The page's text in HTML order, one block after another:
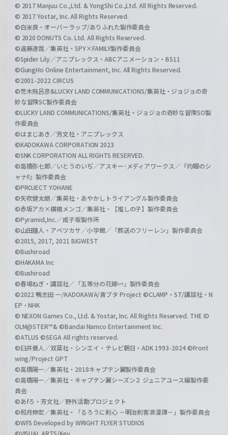
© 2017 Manjuu Co.,Ltd. & YongShi Co.,Ltd. All Rights Reserved.
© 2017 Yostar, Inc. All Rights Reserved.
©白米良・オーバーラップ/ありふれた製作委員会
© 2020 DONUTS Co. Ltd. All Rights Reserved.
©遠藤達哉／集英社・SPY×FAMILY製作委員会
©Spider Lily／アニプレックス・ABCアニメーション・BS11
©GungHo Online Entertainment, Inc. All Rights Reserved.
©2001-2022 CIRCUS
©荒木飛呂彦&LUCKY LAND COMMUNICATIONS/集英社・ジョジョの奇
妙な冒険SC製作委員会
©LUCKY LAND COMMUNICATIONS/集英社・ジョジョの奇妙な冒険SO製
作委員会
©はまじあき／芳文社・アニプレックス
©KADOKAWA CORPORATION 2023
©SNK CORPORATION ALL RIGHTS RESERVED.
©高橋弥七郎／いとうのいぢ／アスキー･メディアワークス／『灼眼のシ
ャナF』製作委員会
©PROJECT YOHANE
©矢吹健太朗／集英社・あやかしトライアングル製作委員会
©赤坂アカ×横槍メンゴ／集英社・【推しの子】製作委員会
©Pyramid,Inc.／成子坂製作所
©山田鐘人・アベツカサ／小学館／「葬送のフリーレン」製作委員会
©2015, 2017, 2021 BIGWEST
©Bushiroad
©HAKAMA Inc
©Bushiroad
©春場ねぎ・講談社／「五等分の花嫁∽」製作委員会
©2022 鴨志田 一/KADOKAWA/青ブタ Project ©CLAMP・ST/講談社・N
EP・NHK
© NEXON Games Co., Ltd. & Yostar, Inc. All Rights Reserved. THE ID
OLM@STER™& ©Bandai Namco Entertainment Inc.
©ATLUS ©SEGA All rights reserved.
©臼井儀人／双葉社・シンエイ・テレビ朝日・ADK 1993-2024 ©Front
wing/Project GPT
©高橋陽一／集英社・2018キャプテン翼製作委員会
©高橋陽一／集英社・キャプテン翼シーズン２ ジュニアユース編製作委
員会
©あfろ・芳文社／野外活動プロジェクト
©和月伸宏／集英社・「るろうに剣心 －明治剣客浪漫譚－」製作委員会
©WFS Developed by WRIGHT FLYER STUDIOS
©VISUAL ARTS/Key